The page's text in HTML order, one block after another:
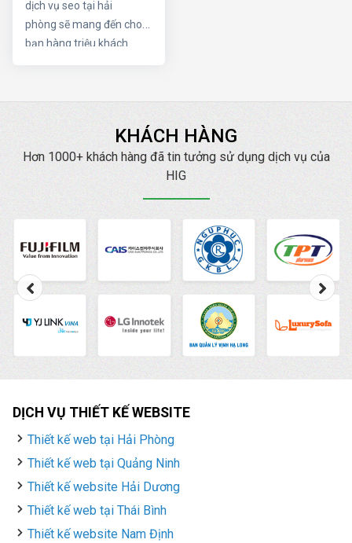
dịch vụ seo tại hải
phòng sẽ mang đến cho
bạn hàng triệu khách
mang lại doanh thu cao
KHÁCH HÀNG
Hơn 1000+ khách hàng đã tin tưởng sử dụng dịch vụ của
HIG
DỊCH VỤ THIẾT KẾ WEBSITE
Thiết kế web tại Hải Phòng
Thiết kế web tại Quảng Ninh
Thiết kế website Hải Dương
Thiết kế web tại Thái Bình
Thiết kế website Nam Định